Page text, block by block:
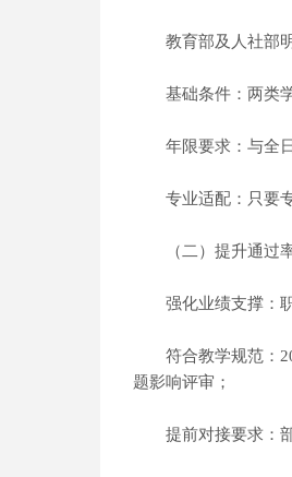
教育部及人社部明
基础条件：两类学
年限要求：与全日
专业适配：只要专
（二）提升通过率
强化业绩支撑：职
符合教学规范：
题影响评审；
提前对接要求：部